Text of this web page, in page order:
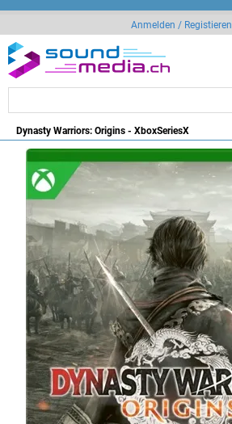
Anmelden / Registieren
Dynasty Warriors: Origins - XboxSeriesX